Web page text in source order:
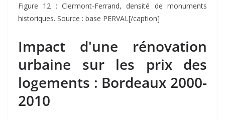
Figure 12 : Clermont-Ferrand, densité de monuments
historiques. Source : base PERVAL[/caption]
Impact d'une rénovation
urbaine sur les prix des
logements : Bordeaux 2000-
2010